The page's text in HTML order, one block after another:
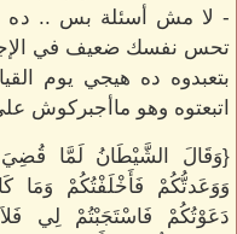
- لا مش أسئلة بس .. ده
تحس نفسك ضعيف في
بتعبدوه ده هيجي يوم
اتبعتوه وهو ماأجبركوش
{وَقَالَ الشَّيْطَانُ لَمَّا
وَوَعَدتُّكُمْ فَأَخْلَفْتُكُمْ
دَعَوْتُكُمْ فَاسْتَجَبْتُمْ لِي